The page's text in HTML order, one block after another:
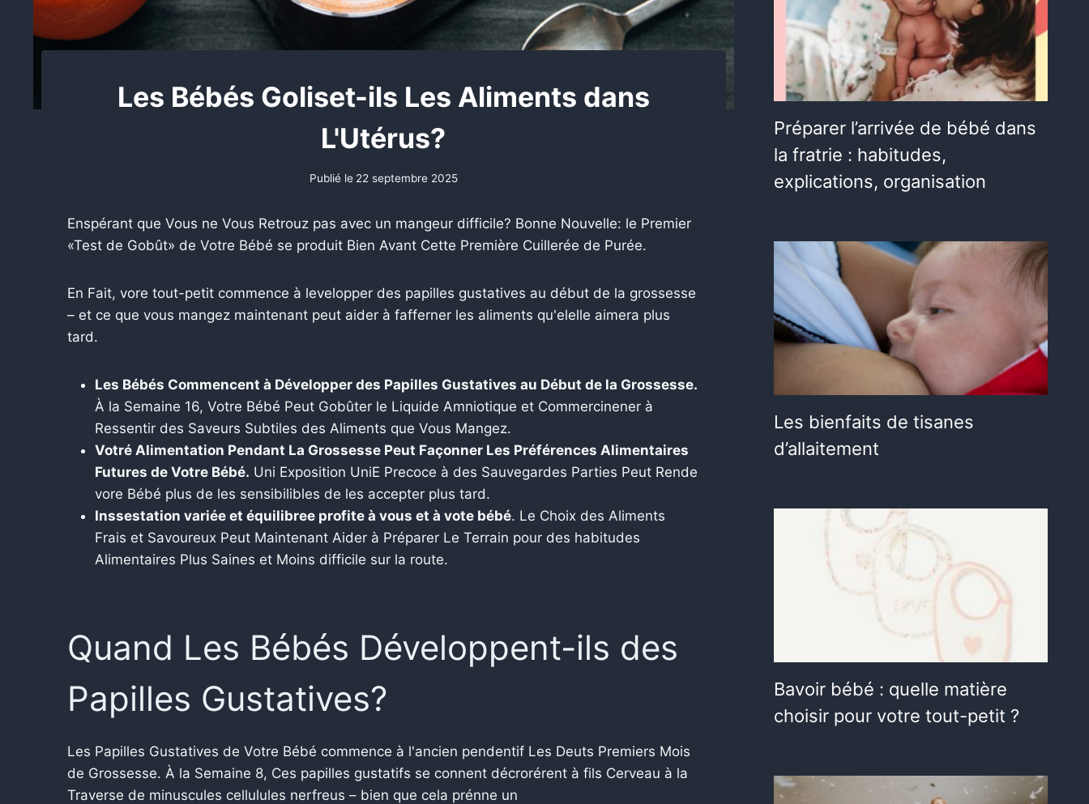
Les Bébés Goliset-ils Les Aliments dans
L'Utérus?
Publié le 22 septembre 2025
Enspérant que Vous ne Vous Retrouz pas avec un mangeur difficile? Bonne Nouvelle: le Premier
«Test de Gobût» de Votre Bébé se produit Bien Avant Cette Première Cuillerée de Purée.
En Fait, vore tout-petit commence à levelopper des papilles gustatives au début de la grossesse
– et ce que vous mangez maintenant peut aider à fafferner les aliments qu'elelle aimera plus
tard.
Les Bébés Commencent à Développer des Papilles Gustatives au Début de la Grossesse.
À la Semaine 16, Votre Bébé Peut Gobûter le Liquide Amniotique et Commercinener à
Ressentir des Saveurs Subtiles des Aliments que Vous Mangez.
Votré Alimentation Pendant La Grossesse Peut Façonner Les Préférences Alimentaires
Futures de Votre Bébé. Uni Exposition UniE Precoce à des Sauvegardes Parties Peut Rende
vore Bébé plus de les sensibilibles de les accepter plus tard.
Inssestation variée et équilibree profite à vous et à vote bébé. Le Choix des Aliments
Frais et Savoureux Peut Maintenant Aider à Préparer Le Terrain pour des habitudes
Alimentaires Plus Saines et Moins difficile sur la route.
Quand Les Bébés Développent-ils des
Papilles Gustatives?
Les Papilles Gustatives de Votre Bébé commence à l'ancien pendentif Les Deuts Premiers Mois
de Grossesse. À la Semaine 8, Ces papilles gustatifs se connent décrorérent à fils Cerveau à la
Traverse de minuscules cellulules nerfreus – bien que cela prénne un
Préparer l’arrivée de bébé dans
la fratrie : habitudes,
explications, organisation
Les bienfaits de tisanes
d’allaitement
Bavoir bébé : quelle matière
choisir pour votre tout-petit ?